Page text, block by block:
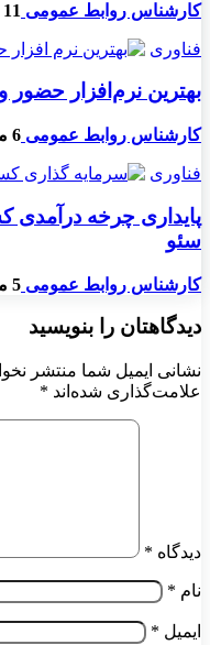
کارشناس روابط عمومی 11 مرداد 1405
فناوری
بهترین نرم‌افزار حضور
کارشناس روابط عمومی 6 مرداد 1405
فناوری
پایداری چرخه
سئو
کارشناس روابط عمومی 5 مرداد 1405
دیدگاهتان را بنویسید
نشانی ایمیل شما منتشر
علامت‌گذاری شده‌اند *
دیدگاه *
نام *
ایمیل *